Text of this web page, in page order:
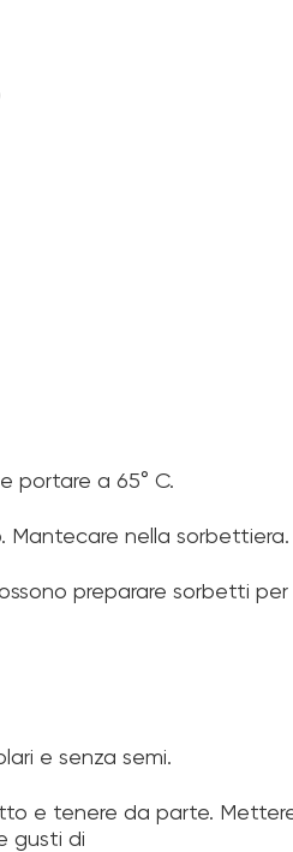
portare a 65° C.
Mantecare nella sorbettiera.
preparare sorbetti
e senza semi.
e tenere da parte.
gusti di